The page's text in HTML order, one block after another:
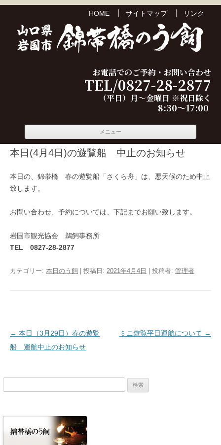
HOME サイトマップ リンク
お電話でのご予約・お問い合わせ
TEL/0827-28-2877
（平日）月～金曜日 ※祝日除く
8:30～17:00
メニュー
本日(4月4日)の遊覧船 中止のお知らせ
本日の、錦帯橋 春の遊覧船「さくら舟」は、悪天候のため中止
致します。
お問い合わせ、予約については、下記までお願い致します。
岩国市観光協会 鵜飼事務所
TEL 0827-28-2877
カテゴリー: 本日のう飼 | 投稿日: 2021年4月4日 投稿者: 管理者
投稿ナビゲーション
← 本日（3月29日）春の遊覧
船 運航中止のお知らせ
ミニ遊覧平日運航について →